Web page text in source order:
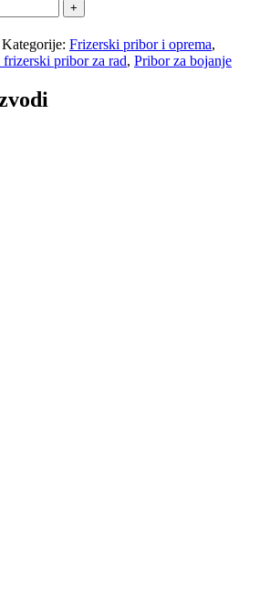
Kategorije: Frizerski pribor i oprema,
frizerski pribor za rad, Pribor za bojanje